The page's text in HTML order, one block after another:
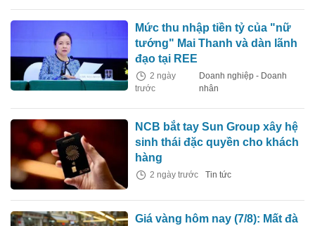
Mức thu nhập tiền tỷ của "nữ
tướng" Mai Thanh và dàn lãnh
đạo tại REE
2 ngày
trước
Doanh nghiệp - Doanh
nhân
NCB bắt tay Sun Group xây hệ
sinh thái đặc quyền cho khách
hàng
2 ngày trước Tin tức
Giá vàng hôm nay (7/8): Mất đà